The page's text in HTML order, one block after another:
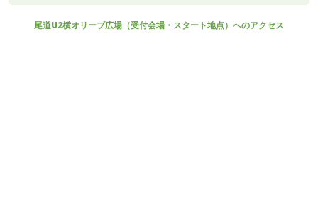
尾道U2横オリーブ広場（受付会場・スタート地点）へのアクセス